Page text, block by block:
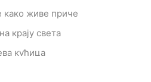
како живе приче
крају света
кућица